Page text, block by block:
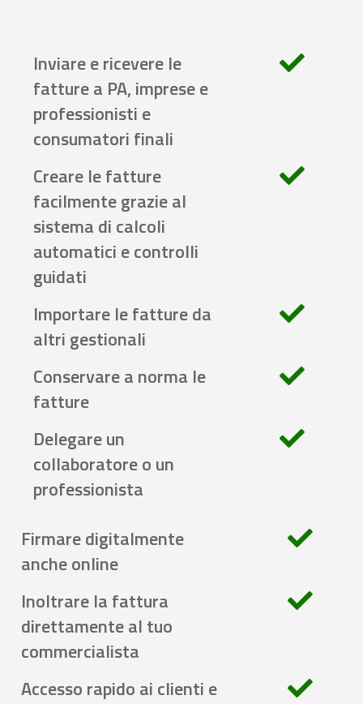
Inviare e ricevere le
fatture a PA, imprese e
professionisti e
consumatori finali
Creare le fatture
facilmente grazie al
sistema di calcoli
automatici e controlli
guidati
Importare le fatture da
altri gestionali
Conservare a norma le
fatture
Delegare un
collaboratore o un
professionista
Firmare digitalmente
anche online
Inoltrare la fattura
direttamente al tuo
commercialista
Accesso rapido ai clienti e